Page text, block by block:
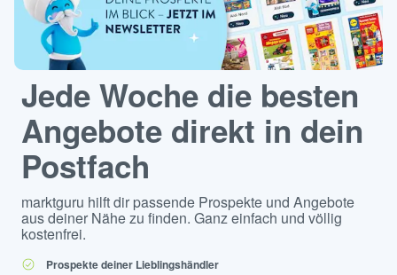
Jede Woche die besten
Angebote direkt in dein
Postfach
marktguru hilft dir passende Prospekte und Angebote
aus deiner Nähe zu finden. Ganz einfach und völlig
kostenfrei.
Prospekte deiner Lieblingshändler